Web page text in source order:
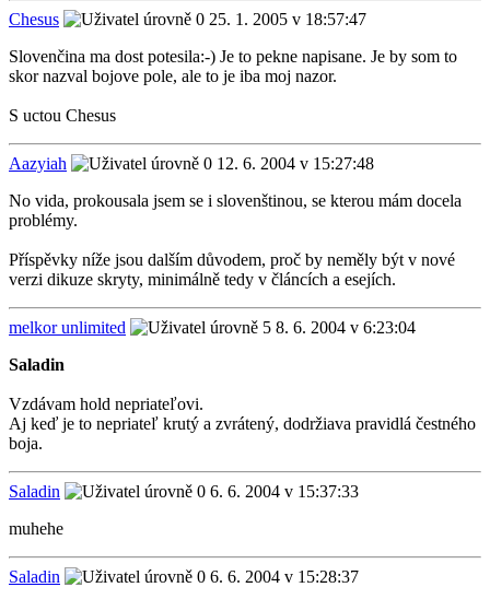
Chesus
25. 1. 2005 v 18:57:47
Slovenčina ma dost potesila:-) Je to pekne napisane. Je by som to
skor nazval bojove pole, ale to je iba moj nazor.
S uctou Chesus
Aazyiah
12. 6. 2004 v 15:27:48
No vida, prokousala jsem se i slovenštinou, se kterou mám docela
problémy.
Příspěvky níže jsou dalším důvodem, proč by neměly být v nové
verzi dikuze skryty, minimálně tedy v článcích a esejích.
melkor unlimited
8. 6. 2004 v 6:23:04
Saladin
Vzdávam hold nepriateľovi.
Aj keď je to nepriateľ krutý a zvrátený, dodržiava pravidlá čestného
boja.
Saladin
6. 6. 2004 v 15:37:33
muhehe
Saladin
6. 6. 2004 v 15:28:37